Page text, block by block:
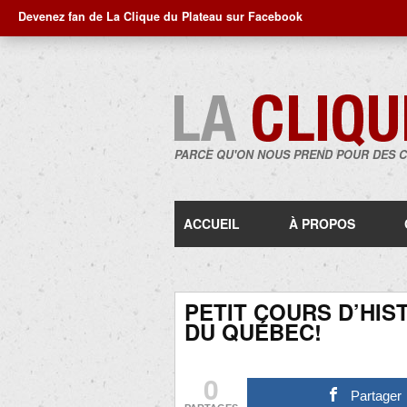
Devenez fan de La Clique du Plateau sur Facebook
PARCE QU'ON NOUS PREND POUR DES
ACCUEIL À PROPOS
PETIT COURS
DU QUÉBEC!
0 Partager